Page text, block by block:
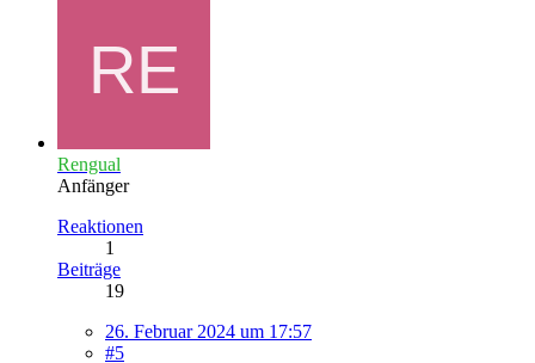
Rengual
Anfänger
Reaktionen
1
Beiträge
19
26. Februar 2024 um 17:57
#5